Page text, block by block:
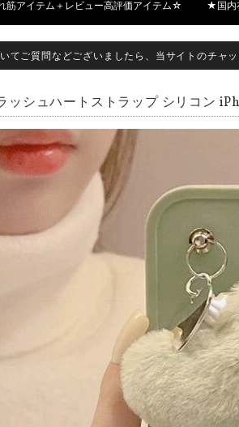
筋アイテム＋レビュー高評価アイテム☆ ★国内
てご質問などございましたら、当サイトのチャ
ッシュハートストラップ シリコン